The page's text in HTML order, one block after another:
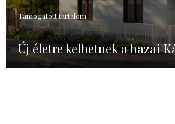
Támogatott tartalom
Új életre kelhetnek a hazai